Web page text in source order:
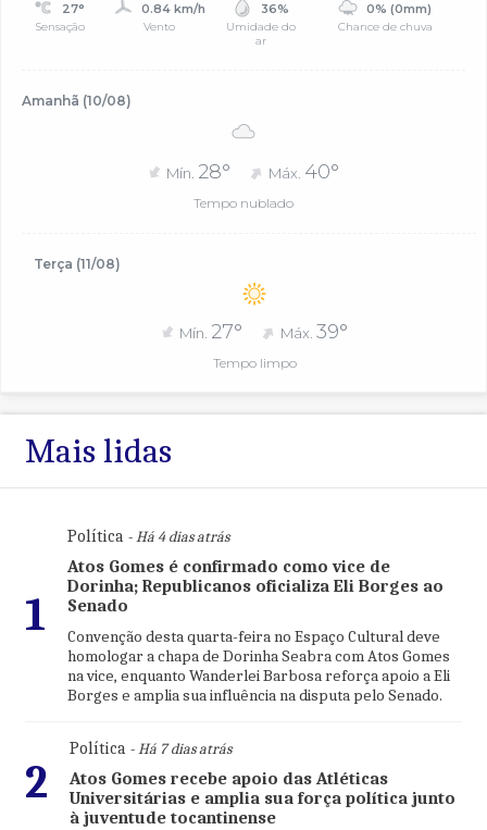
27°
Sensação
0.84 km/h
Vento
36%
Umidade do
ar
0% (0mm)
Chance de chuva
Amanhã (10/08)
Mín. 28° Máx. 40°
Tempo nublado
Terça (11/08)
Mín. 27° Máx.39°
Tempo limpo
Mais lidas
1
Política- Há 4 dias atrás
Atos Gomes é confirmado como vice de
Dorinha; Republicanos oficializa Eli Borges ao
Senado
Convenção desta quarta-feira no Espaço Cultural deve
homologar a chapa de Dorinha Seabra com Atos Gomes
na vice, enquanto Wanderlei Barbosa reforça apoio a Eli
Borges e amplia sua influência na disputa pelo Senado.
2
Política- Há 7 dias atrás
Atos Gomes recebe apoio das Atléticas
Universitárias e amplia sua força política junto
à juventude tocantinense